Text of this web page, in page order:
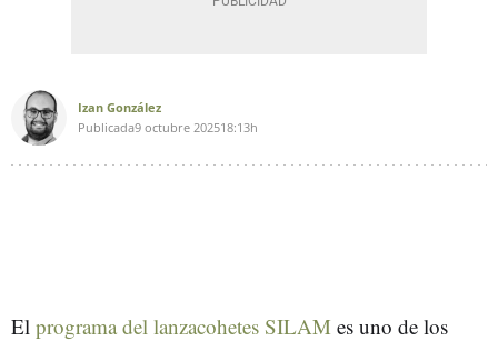
Izan González
Publicada9 octubre 202518:13h
El programa del lanzacohetes SILAM es uno de los